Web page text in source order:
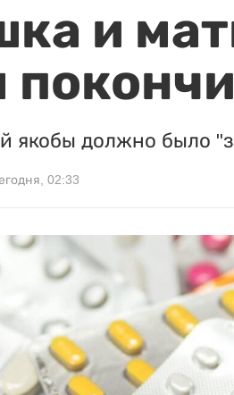
и
якобы должно было
02:33